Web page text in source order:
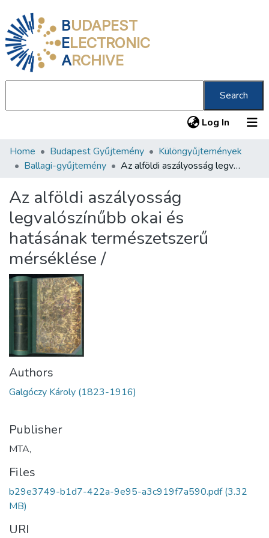
BUDAPEST
ELECTRONIC
ARCHIVE
Search
Log In (current)
Communities & Collections
Statistics
About us
Home Budapest Gyűjtemény
Különgyűjtemények
Ballagi-gyűjtemény
Az alföldi aszályosság legvalószínűbb okai és hatásának természetszerű mérséklése /
Az alföldi aszályosság
legvalószínűbb okai és
hatásának természetszerű
mérséklése /
Authors
Galgóczy Károly (1823-1916)
Publisher
MTA,
Files
b29e3749-b1d7-422a-9e95-a3c919f7a590.pdf(3.32
MB)
URI